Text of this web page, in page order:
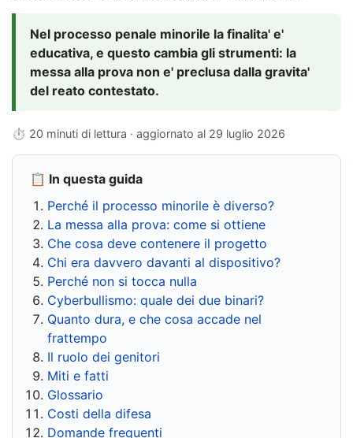
Nel processo penale minorile la finalita' e'
educativa, e questo cambia gli strumenti: la
messa alla prova non e' preclusa dalla gravita'
del reato contestato.
⏱ 20 minuti di lettura · aggiornato al 29 luglio 2026
📋 In questa guida
Perché il processo minorile è diverso?
La messa alla prova: come si ottiene
Che cosa deve contenere il progetto
Chi era davvero davanti al dispositivo?
Perché non si tocca nulla
Cyberbullismo: quale dei due binari?
Quanto dura, e che cosa accade nel
frattempo
Il ruolo dei genitori
Miti e fatti
Glossario
Costi della difesa
Domande frequenti